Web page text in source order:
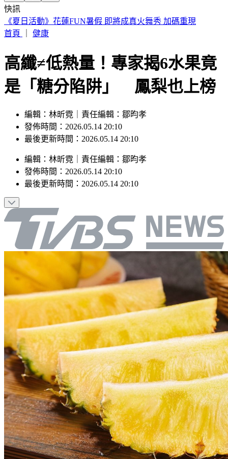
快訊
188萬《龍藏經》賣掉了！大戶不甩7折 店員爆「付現買原
價」
高纖≠低熱量！專家揭6水果竟
是「糖分陷阱」 鳳梨也上榜
編輯：林昕霓｜責任編輯：鄒昀孝
發佈時間：2026.05.14 20:10
編輯：林昕霓｜責任編輯：
發佈時間：2026.05.14 20:10